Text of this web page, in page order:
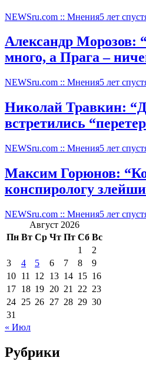
NEWSru.com :: Мнения5 лет
Александр Морозов:
много, а Прага –
NEWSru.com :: Мнения5 лет
Николай Травкин:
встретились
NEWSru.com :: Мнения5 лет
Максим Горюнов:
конспирологу
NEWSru.com :: Мнения5 лет
Август 2026
Пн Вт Ср Чт Пт Сб Вс
1
2
3
4 5 6 7 8
9
10 11 12 13 14 15 16
17 18 19 20 21 22 23
24 25 26 27 28 29 30
31
« Июл
Рубрики